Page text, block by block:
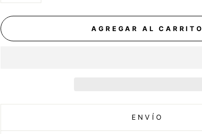
AGREGAR AL CARRITO
ENVÍO